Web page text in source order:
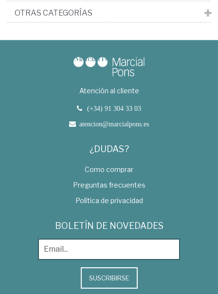
OTRAS CATEGORÍAS
Atención al cliente
(+34) 91 304 33 03
atencion@marcialpons.es
¿DUDAS?
Como comprar
Preguntas frecuentes
Política de privacidad
BOLETÍN DE NOVEDADES
SUSCRIBIRSE